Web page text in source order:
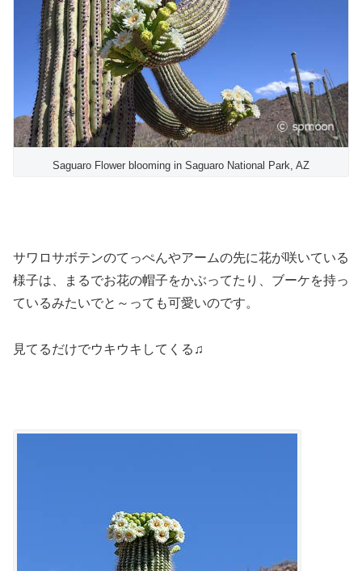
Saguaro Flower blooming in Saguaro National Park, AZ
サワロサボテンのてっぺんやアームの先に花が咲いている
様子は、まるでお花の帽子をかぶってたり、ブーケを持っ
ているみたいでと～っても可愛いのです。
見てるだけでウキウキしてくる♫